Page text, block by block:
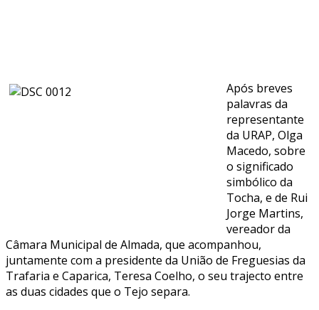
Após breves
palavras da
representante
da URAP, Olga
Macedo, sobre
o significado
simbólico da
Tocha, e de Rui
Jorge Martins,
vereador da
Câmara Municipal de Almada, que acompanhou,
juntamente com a presidente da União de Freguesias da
Trafaria e Caparica, Teresa Coelho, o seu trajecto entre
as duas cidades que o Tejo separa.